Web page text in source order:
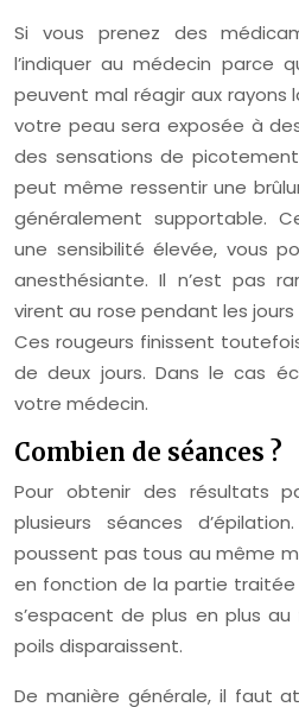
Si vous prenez des
l’indiquer au médecin parce
peuvent mal réagir aux rayons
votre peau sera exposée à
des sensations de
peut même ressentir une
généralement supportable.
une sensibilité élevée, vous
anesthésiante. Il n’est pas
virent au rose pendant les jours
Ces rougeurs finissent
de deux jours. Dans le cas
votre médecin.
Combien de séances ?
Pour obtenir des résultats
plusieurs séances
poussent pas tous au même
en fonction de la partie traitée
s’espacent de plus en plus
poils disparaissent.
De manière générale, il faut